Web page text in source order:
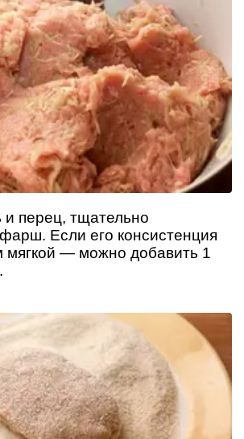
и перец, тщательно
Если его консистенция
мягкой — можно добавить 1